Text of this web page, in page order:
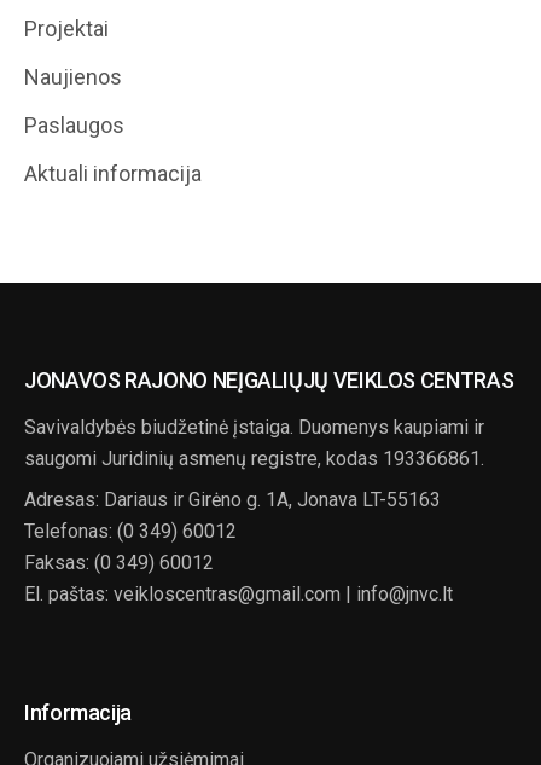
Projektai
Naujienos
Paslaugos
Aktuali informacija
JONAVOS RAJONO NEĮGALIŲJŲ VEIKLOS CENTRAS
Savivaldybės biudžetinė įstaiga. Duomenys kaupiami ir
saugomi Juridinių asmenų registre, kodas 193366861.
Adresas: Dariaus ir Girėno g. 1A, Jonava LT-55163
Telefonas: (0 349) 60012
Faksas: (0 349) 60012
El. paštas: veikloscentras@gmail.com | info@jnvc.lt
Informacija
Organizuojami užsiėmimai